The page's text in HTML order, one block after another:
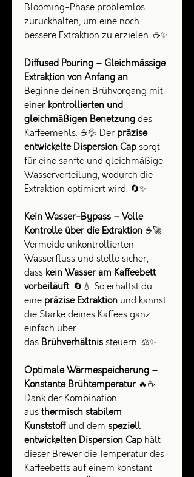
Blooming-Phase problemlos
zurückhalten, um eine noch
bessere Extraktion zu erzielen. ☕✨
Diffused Pouring – Gleichmässige
Extraktion von Anfang an
Beginne deinen Brühvorgang mit
einer kontrollierten und
gleichmäßigen Benetzung des
Kaffeemehls. ☕💦 Der präzise
entwickelte Dispersion Cap sorgt
für eine sanfte und gleichmäßige
Wasserverteilung, wodurch die
Extraktion optimiert wird. 🔄✨
Kein Wasser-Bypass – Volle
Kontrolle über die Extraktion ☕🚀
Vermeide unkontrollierten
Wasserfluss und stelle sicher,
dass kein Wasser am Kaffeebett
vorbeiläuft. 🔄💧 So erhältst du
eine präzise Extraktion und kannst
die Stärke deines Kaffees ganz
einfach über
das Brühverhältnis steuern. ⚖️✨
Optimale Wärmespeicherung –
Konstante Brühtemperatur🔥☕
Dank der Kombination
aus thermisch stabilem
Kunststoffund dem speziell
entwickelten Dispersion Cap hält
dieser Brewer die Temperatur des
Kaffeebetts auf einem konstant